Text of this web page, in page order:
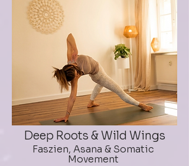
Deep Roots & Wild Wings
Faszien, Asana & Somatic
Movement